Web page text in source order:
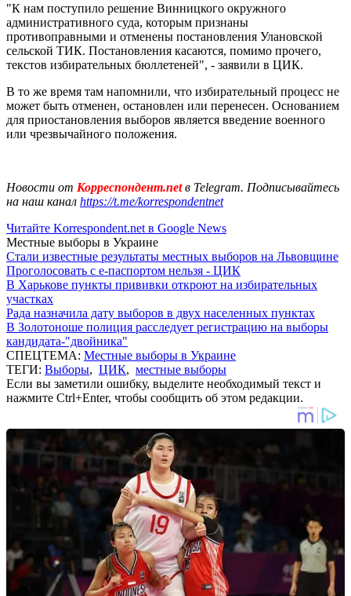
"К нам поступило решение Винницкого окружного
административного суда, которым признаны
противоправными и отменены постановления Улановской
сельской ТИК. Постановления касаются, помимо прочего,
текстов избирательных бюллетеней", - заявили в ЦИК.
В то же время там напомнили, что избирательный процесс не
может быть отменен, остановлен или перенесен. Основанием
для приостановления выборов является введение военного
или чрезвычайного положения.
Новости от Корреспондент.netв Telegram. Подписывайтесь
на наш канал https://t.me/korrespondentnet
Читайте Korrespondent.net в Google News
Местные выборы в Украине
Стали известные результаты местных выборов на Львовщине
Проголосовать с е-паспортом нельзя - ЦИК
В Харькове пункты прививки откроют на избирательных
участках
Рада назначила дату выборов в двух населенных пунктах
В Золотоноше полиция расследует регистрацию на выборы
кандидата-"двойника"
СПЕЦТЕМА: Местные выборы в Украине
ТЕГИ: Выборы, ЦИК, местные выборы
Если вы заметили ошибку, выделите необходимый текст и
нажмите Ctrl+Enter, чтобы сообщить об этом редакции.